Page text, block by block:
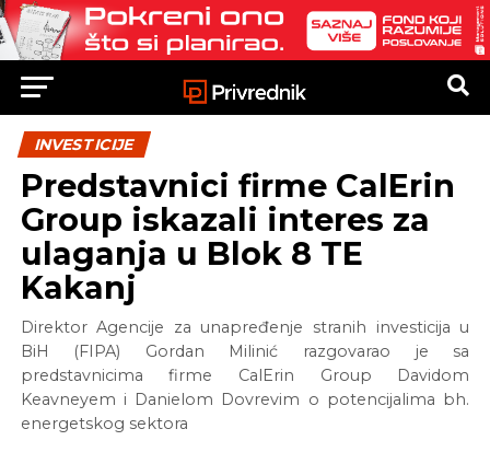
INVESTICIJE
Predstavnici firme CalErin
Group iskazali interes za
ulaganja u Blok 8 TE
Kakanj
Direktor Agencije za unapređenje stranih investicija u
BiH (FIPA) Gordan Milinić razgovarao je sa
predstavnicima firme CalErin Group Davidom
Keavneyem i Danielom Dovrevim o potencijalima bh.
energetskog sektora